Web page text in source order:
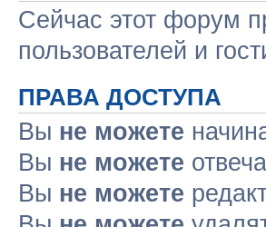
Сейчас этот форум
пользователей и
ПРАВА ДОСТУПА
Вы не можете
Вы не можете
Вы не можете